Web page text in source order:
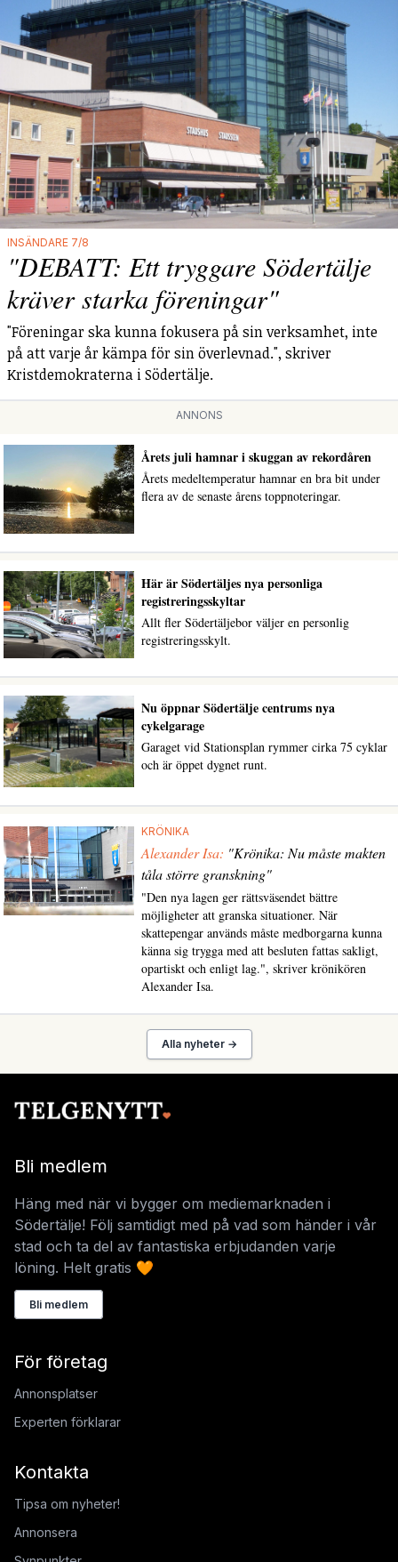
INSÄNDARE 7/8
"DEBATT: Ett tryggare Södertälje
kräver starka föreningar"
"Föreningar ska kunna fokusera på sin verksamhet, inte
på att varje år kämpa för sin överlevnad.", skriver
Kristdemokraterna i Södertälje.
ANNONS
Årets juli hamnar i skuggan av rekordåren
Årets medeltemperatur hamnar en bra bit under
flera av de senaste årens toppnoteringar.
Här är Södertäljes nya personliga
registreringsskyltar
Allt fler Södertäljebor väljer en personlig
registreringsskylt.
Nu öppnar Södertälje centrums nya
cykelgarage
Garaget vid Stationsplan rymmer cirka 75 cyklar
och är öppet dygnet runt.
KRÖNIKA
Alexander Isa: "Krönika: Nu måste makten
tåla större granskning"
"Den nya lagen ger rättsväsendet bättre
möjligheter att granska situationer. När
skattepengar används måste medborgarna kunna
känna sig trygga med att besluten fattas sakligt,
opartiskt och enligt lag.", skriver krönikören
Alexander Isa.
Alla nyheter →
Bli medlem
Häng med när vi bygger om mediemarknaden i
Södertälje! Följ samtidigt med på vad som händer i vår
stad och ta del av fantastiska erbjudanden varje
löning. Helt gratis 🧡
Bli medlem
För företag
Annonsplatser
Experten förklarar
Kontakta
Tipsa om nyheter!
Annonsera